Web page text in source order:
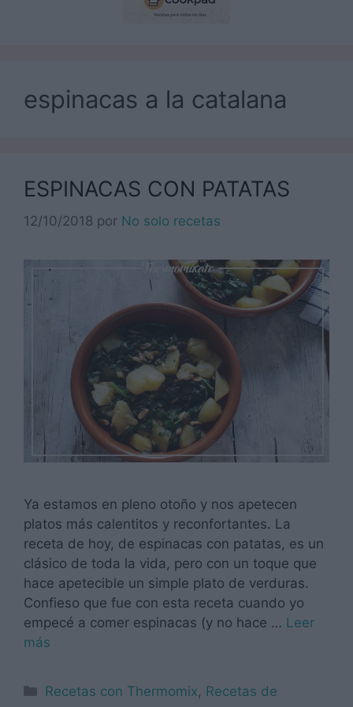
espinacas a la catalana
ESPINACAS CON PATATAS
12/10/2018 por No solo recetas
Ya estamos en pleno otoño y nos apetecen
platos más calentitos y reconfortantes. La
receta de hoy, de espinacas con patatas, es un
clásico de toda la vida, pero con un toque que
hace apetecible un simple plato de verduras.
Confieso que fue con esta receta cuando yo
empecé a comer espinacas (y no hace … Leer
más
Categorías
Recetas con Thermomix, Recetas de